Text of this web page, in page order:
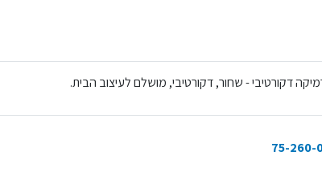
דקורטיבי - שחור, דקורטיבי, מושלם לעיצוב הבית.
75-260-